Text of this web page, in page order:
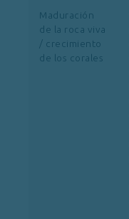
Maduración
de la roca viva
/ crecimiento
de los corales